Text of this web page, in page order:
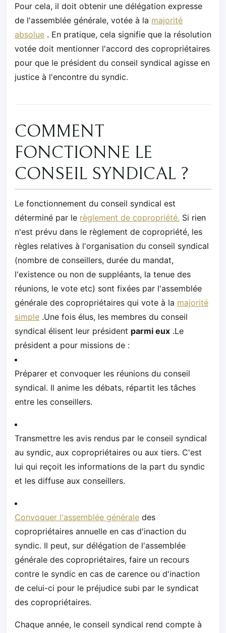
Pour cela, il doit obtenir une délégation expresse
de l'assemblée générale, votée à la majorité
absolue . En pratique, cela signifie que la résolution
votée doit mentionner l'accord des copropriétaires
pour que le président du conseil syndical agisse en
justice à l'encontre du syndic.
COMMENT
FONCTIONNE LE
CONSEIL SYNDICAL ?
Le fonctionnement du conseil syndical est
déterminé par le règlement de copropriété. Si rien
n'est prévu dans le règlement de copropriété, les
règles relatives à l'organisation du conseil syndical
(nombre de conseillers, durée du mandat,
l'existence ou non de suppléants, la tenue des
réunions, le vote etc) sont fixées par l'assemblée
générale des copropriétaires qui vote à la majorité
simple .Une fois élus, les membres du conseil
syndical élisent leur président parmi eux .Le
président a pour missions de :
Préparer et convoquer les réunions du conseil
syndical. Il anime les débats, répartit les tâches
entre les conseillers.
Transmettre les avis rendus par le conseil syndical
au syndic, aux copropriétaires ou aux tiers. C'est
lui qui reçoit les informations de la part du syndic
et les diffuse aux conseillers.
Convoquer l'assemblée générale des
copropriétaires annuelle en cas d'inaction du
syndic. Il peut, sur délégation de l'assemblée
générale des copropriétaires, faire un recours
contre le syndic en cas de carence ou d'inaction
de celui-ci pour le préjudice subi par le syndicat
des copropriétaires.
Chaque année, le conseil syndical rend compte à